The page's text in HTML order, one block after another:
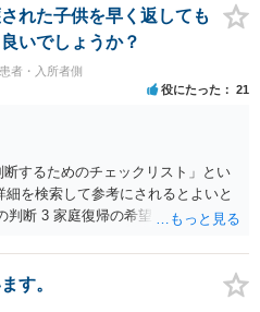
で、具体的な期間等を特定して行う
入金の金額と日付がすべて一致して
でしょうか。 ⇒誠に恐縮ですが、勝
はできませんので、個別に依頼し
ください。 一般的な回答となり恐
は、よくて５分５分というところ
しても弟さんに資力がないと具体的
、弟さんの財産への事前の仮差押
士の方にご相談いただくことをお
れた子供を早く返しても
いでしょうか？
者・入所者側
役にたった 21
するためのチェックリスト」とい
を検索して参考にされるとよいと
判断 3 家庭復帰の希望 4 保護者への
を認めていること 10 子どもの立場
ル 12 精神的安定 13 養育の知識・
築の意思 15 地域、近隣における孤
す。